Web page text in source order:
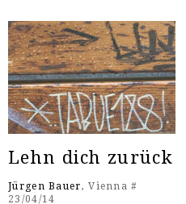
Lehn dich zurück
Jürgen Bauer, Vienna #
23/04/14